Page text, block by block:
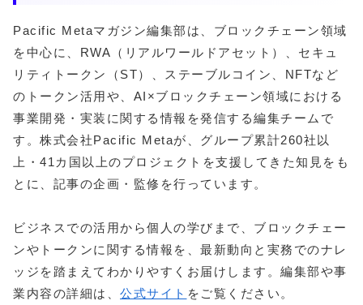
Pacific Metaマガジン編集部は、ブロックチェーン領域
を中心に、RWA（リアルワールドアセット）、セキュ
リティトークン（ST）、ステーブルコイン、NFTなど
のトークン活用や、AI×ブロックチェーン領域における
事業開発・実装に関する情報を発信する編集チームで
す。株式会社Pacific Metaが、グループ累計260社以
上・41カ国以上のプロジェクトを支援してきた知見をも
とに、記事の企画・監修を行っています。
ビジネスでの活用から個人の学びまで、ブロックチェー
ンやトークンに関する情報を、最新動向と実務でのナレ
ッジを踏まえてわかりやすくお届けします。編集部や事
業内容の詳細は、 公式サイト をご覧ください。